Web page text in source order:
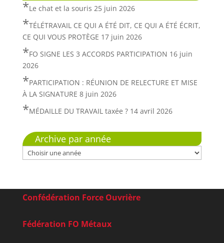
Le chat et la souris 25 juin 2026
TÉLÉTRAVAIL CE QUI A ÉTÉ DIT, CE QUI A ÉTÉ ÉCRIT,
CE QUI VOUS PROTÈGE 17 juin 2026
FO SIGNE LES 3 ACCORDS PARTICIPATION 16 juin
2026
PARTICIPATION : RÉUNION DE RELECTURE ET MISE
À LA SIGNATURE 8 juin 2026
MÉDAILLE DU TRAVAIL taxée ? 14 avril 2026
Archive par année
Confédération Force Ouvrière
Fédération FO Métaux